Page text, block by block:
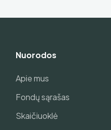
Nuorodos
Apie mus
Fondų sąrašas
Skaičiuoklė